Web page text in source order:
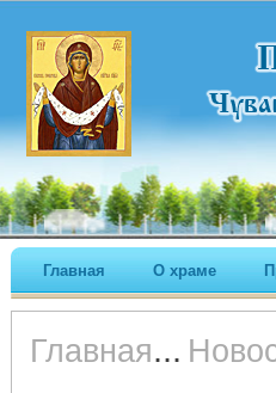
Главная О храме
Главная...